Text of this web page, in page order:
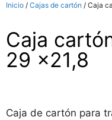
Inicio / Cajas de cartón / Caja
Caja
29 x21,8
Caja de cartón para